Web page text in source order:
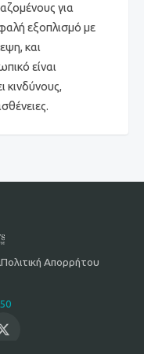
για
εξοπλισμό με
και
είναι
κινδύνους,
Πολιτική Απορρήτου